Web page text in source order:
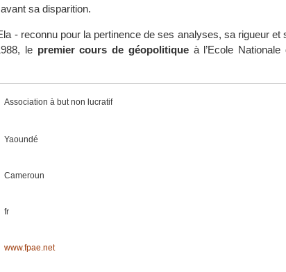
sa disparition.
- reconnu pour la pertinence de ses analyses, sa rigueur et
le premier cours de géopolitiqueà l’Ecole Nationale
Association à but non lucratif
Yaoundé
Cameroun
fr
www.fpae.net